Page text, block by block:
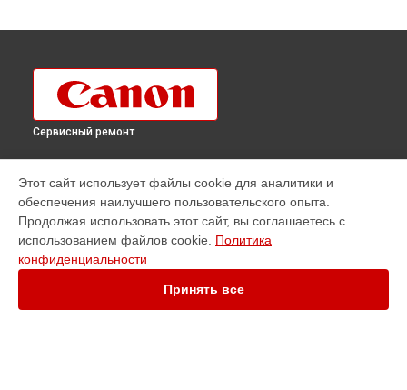
Сервисный ремонт
Видеокамера
МФУ
Объектив
Плоттер
Этот сайт использует файлы cookie для аналитики и
обеспечения наилучшего пользовательского опыта.
Продолжая использовать этот сайт, вы соглашаетесь с
использованием файлов cookie. Политика
конфиденциальности
Принять все